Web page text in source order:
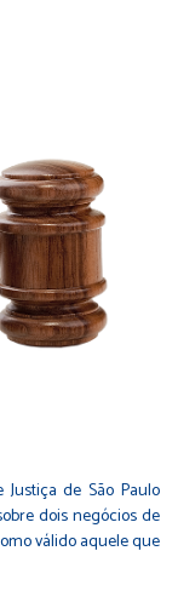
de São Paulo
dois negócios de
válido aquele que